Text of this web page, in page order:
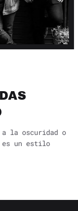
a la oscuridad o
es un estilo